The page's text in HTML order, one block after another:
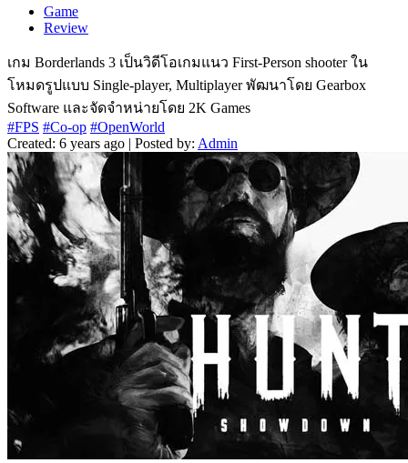
Game
Review
เกม Borderlands 3 เป็นวิดีโอเกมแนว First-Person shooter ใน
โหมดรูปแบบ Single-player, Multiplayer พัฒนาโดย Gearbox
Software และจัดจำหน่ายโดย 2K Games
#FPS #Co-op #OpenWorld
Created: 6 years ago | Posted by: Admin